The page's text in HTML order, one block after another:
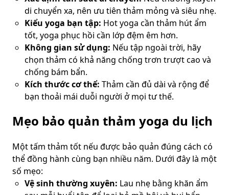
di chuyển xa, nên ưu tiên thảm mỏng và siêu nhẹ.
Kiểu yoga bạn tập: Hot yoga cần thảm hút ẩm
tốt, yoga phục hồi cần lớp đệm êm hơn.
Không gian sử dụng: Nếu tập ngoài trời, hãy
chọn thảm có khả năng chống trơn trượt cao và
chống bám bẩn.
Kích thước cơ thể: Thảm cần đủ dài và rộng để
bạn thoải mái duỗi người ở mọi tư thế.
Mẹo bảo quản thảm yoga du lịch
Một tấm thảm tốt nếu được bảo quản đúng cách có
thể đồng hành cùng bạn nhiều năm. Dưới đây là một
số mẹo:
Vệ sinh thường xuyên: Lau nhẹ bằng khăn ẩm